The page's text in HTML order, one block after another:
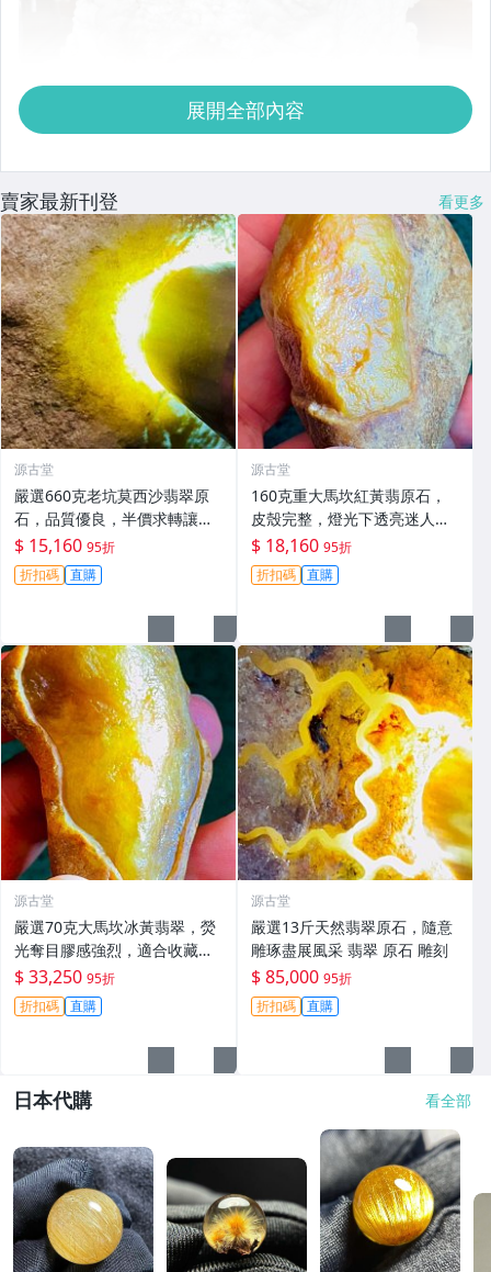
展開全部內容
賣家最新刊登 看更多
源古堂
嚴選660克老坑莫西沙翡翠原
石，品質優良，半價求轉讓，
直送家中， jade 翡翠 原石
$ 15,160 95折
折扣碼 直購
源古堂
160克重大馬坎紅黃翡原石，
皮殼完整，燈光下透亮迷人，
適合手鐲與掛件打造，天然A
貨翡翠嚴選。紅黃翡 翡翠 手鐲
掛件
$ 18,160 95折
折扣碼 直購
源古堂
嚴選70克大馬坎冰黃翡翠，熒
光奪目膠感強烈，適合收藏與
把玩。 翡翠 碧玉 A貨 翡翠玉
佩
$ 33,250 95折
折扣碼 直購
源古堂
嚴選13斤天然翡翠原石，隨意
雕琢盡展風采 翡翠 原石 雕刻
$ 85,000 95折
折扣碼 直購
日本代購 看全部